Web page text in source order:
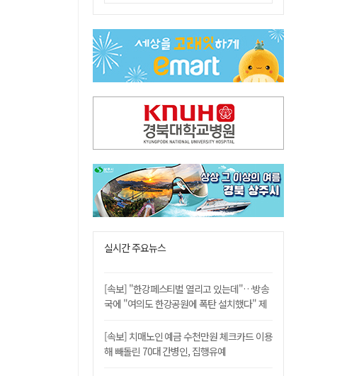
경북 칠곡시니어클럽 커피앤솝 사업단…자개소품 만들기 문화체험 운영
"아버지 외출한 사이"…흉기로 40대母 살해한 고교 자퇴생, 구속 기로에
신축 줄고 리모델링 뜨자…건설업계, 로봇·모듈러로 방향 튼다
실시간 주요뉴스
[속보] "한강페스티벌 열리고 있는데"…방송
국에 "여의도 한강공원에 폭탄 설치했다" 제
[속보] 치매노인 예금 수천만원 체크카드 이용
해 빼돌린 70대 간병인, 집행유예